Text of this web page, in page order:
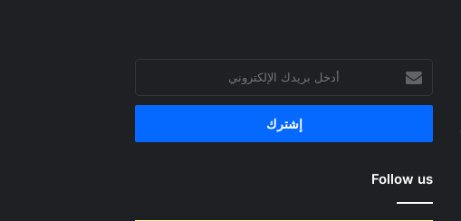
بريدك
الإلكتروني
Follow us